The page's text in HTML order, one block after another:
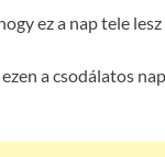
ez a nap tele
a csodálatos